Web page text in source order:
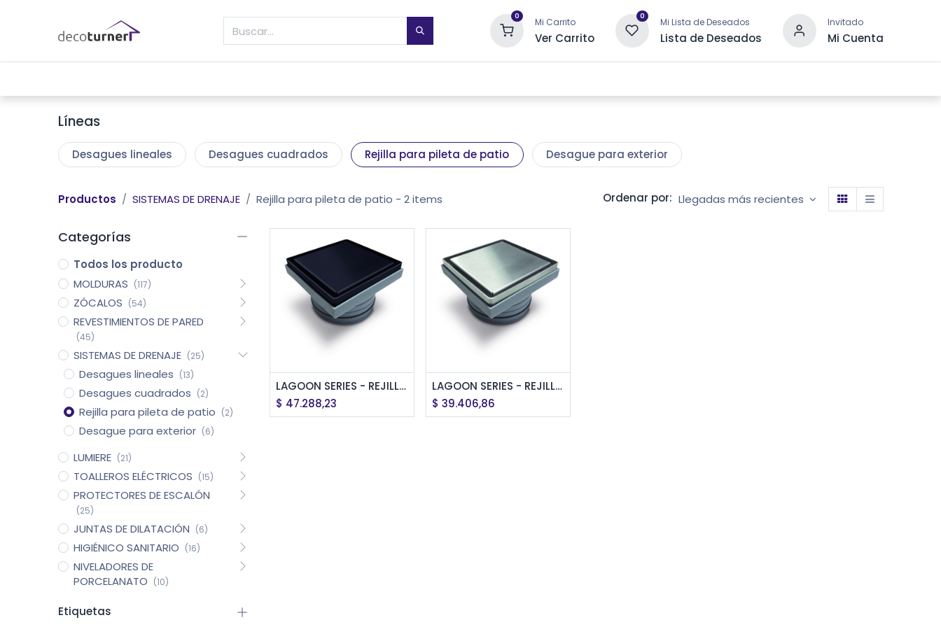
0 Mi Carrito
Ver Carrito
0 Mi Lista de Deseados
Lista de Deseados
Invitado
Mi Cuenta
Líneas
Desagues lineales Desagues cuadrados Rejilla para pileta de patio Desague para exterior
Productos SISTEMAS DE DRENAJE Rejilla para pileta de patio - 2 items Ordenar por: Llegadas más recientes
Categorías
Todos los producto
MOLDURAS (117)
ZÓCALOS (54)
REVESTIMIENTOS DE PARED
(45)
SISTEMAS DE DRENAJE (25)
Desagues lineales (13)
Desagues cuadrados (2)
Rejilla para pileta de patio (2)
Desague para exterior (6)
LUMIERE (21)
TOALLEROS ELÉCTRICOS (15)
PROTECTORES DE ESCALÓN
(25)
JUNTAS DE DILATACIÓN (6)
HIGIÉNICO SANITARIO (16)
NIVELADORES DE
PORCELANATO (10)
Etiquetas
Agregar al Carrito LAGOON SERIES - REJILLA PARA PILETA DE PATIO. ABS.SST 2EN1 NEGRO MATE 12x12 cm
$ 47.288,23
Agregar al Carrito LAGOON SERIES - REJILLA PARA PILETA DE PATIO. ABS.SST 2EN1 CROMO MATE 12x12 cm
$ 39.406,86